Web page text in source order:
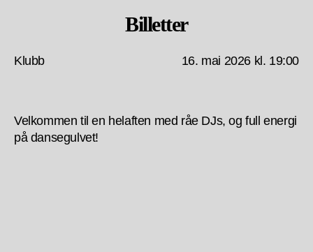
Billetter
Klubb 16. mai 2026 kl. 19:00
Velkommen til en helaften med råe DJs, og full energi
på dansegulvet!